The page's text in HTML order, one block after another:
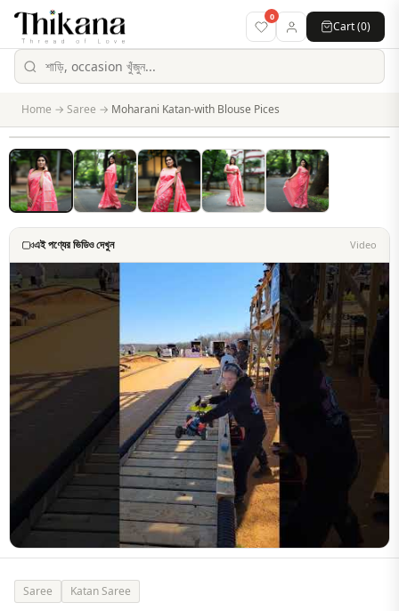
0
Cart (0)
Home → Saree → Moharani Katan-with Blouse Pices
এই পণ্যের ভিডিও দেখুন Video
Saree Katan Saree